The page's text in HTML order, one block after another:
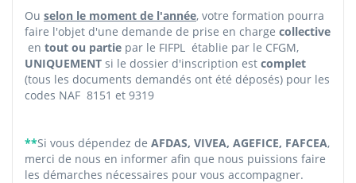
Ou selon le moment de l'année, votre formation pourra
faire l'objet d'une demande de prise en charge collective
en tout ou partie par le FIFPL établie par le CFGM,
UNIQUEMENT si le dossier d'inscription est complet
(tous les documents demandés ont été déposés) pour les
codes NAF 8151 et 9319
**Si vous dépendez de AFDAS, VIVEA, AGEFICE, FAFCEA,
merci de nous en informer afin que nous puissions faire
les démarches nécessaires pour vous accompagner.